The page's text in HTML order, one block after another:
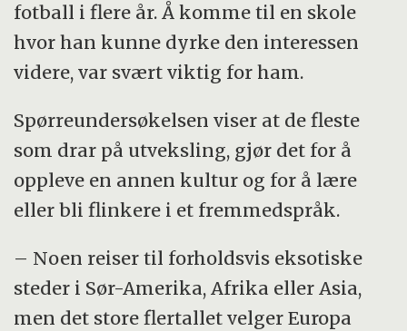
fotball i flere år. Å komme til en skole
hvor han kunne dyrke den interessen
videre, var svært viktig for ham.
Spørreundersøkelsen viser at de fleste
som drar på utveksling, gjør det for å
oppleve en annen kultur og for å lære
eller bli flinkere i et fremmedspråk.
– Noen reiser til forholdsvis eksotiske
steder i Sør-Amerika, Afrika eller Asia,
men det store flertallet velger Europa